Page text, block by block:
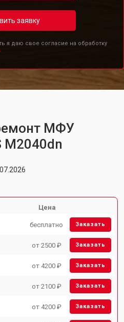
заявку
я даю свое согласие на обработку
МФУ
M2040dn
Цена
бесплатно Заказать
от 2500 ₽ Заказать
от 4200 ₽ Заказать
от 2100 ₽ Заказать
от 4200 ₽ Заказать